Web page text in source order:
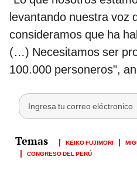
levantando nuestra voz
consideramos que ha
(…) Necesitamos ser
100.000 personeros",
KEIKO FUJIMORI
CONGRESO DEL PERÚ